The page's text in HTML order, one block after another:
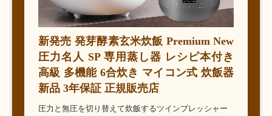
新発売 発芽酵素玄米炊飯 Premium New
圧力名人 SP 専用蒸し器 レシピ本付き
高級 多機能 6合炊き マイコン式 炊飯器
新品 3年保証 正規販売店
圧力と無圧を切り替えて炊飯するツインプレッシャー